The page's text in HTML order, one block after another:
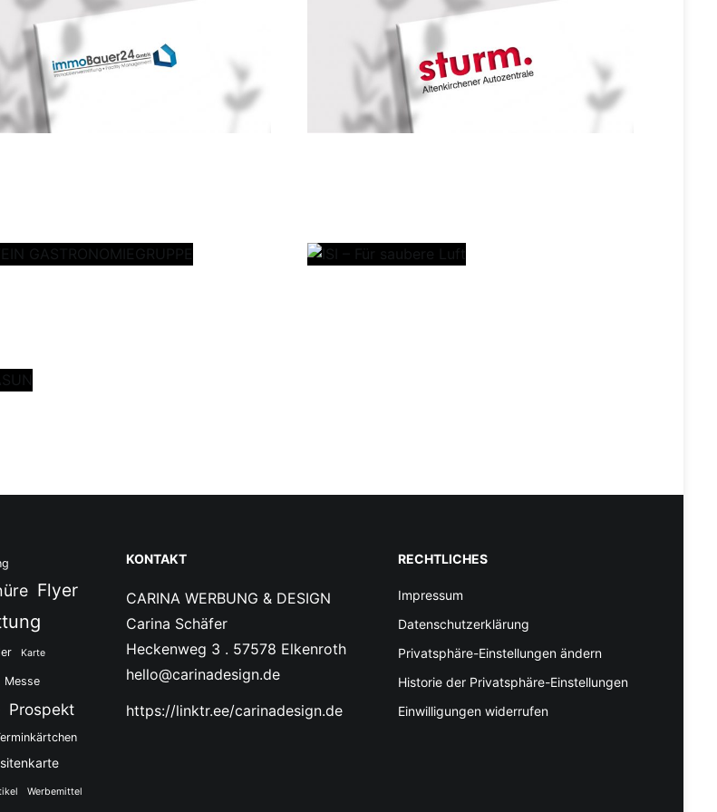
Flyer
Karte
Messe
Prospekt
Werbemittel
KONTAKT
CARINA WERBUNG & DESIGN
Carina Schäfer
Heckenweg 3 . 57578 Elkenroth
hello@carinadesign.de
https://linktr.ee/carinadesign.de
RECHTLICHES
Impressum
Datenschutzerklärung
Privatsphäre-Einstellungen ändern
Historie der Privatsphäre-Einstellungen
Einwilligungen widerrufen